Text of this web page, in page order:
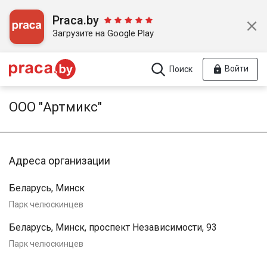
Praca.by
Загрузите на Google Play
Поиск Войти
ООО "Артмикс"
Адреса организации
Беларусь, Минск
Парк челюскинцев
Беларусь, Минск, проспект Независимости, 93
Парк челюскинцев